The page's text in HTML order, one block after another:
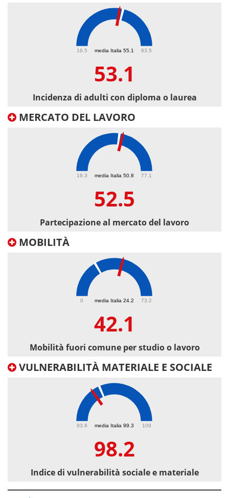
media Italia 55.1
16.5 83.5
53.1
Incidenza di adulti con diploma o laurea
MERCATO DEL LAVORO
media Italia 50.8
19.3 77.1
52.5
Partecipazione al mercato del lavoro
MOBILITÀ
media Italia 24.2
0 73.2
42.1
Mobilità fuori comune per studio o lavoro
VULNERABILITÀ MATERIALE E SOCIALE
media Italia 99.3
93.6 109
98.2
Indice di vulnerabilità sociale e materiale